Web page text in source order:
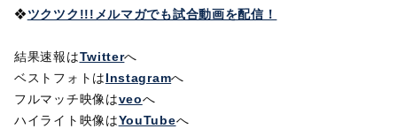
❖ツクツク!!!メルマガでも試合動画を配信！
結果速報はTwitterへ
ベストフォトはInstagramへ
フルマッチ映像はveoへ
ハイライト映像はYouTubeへ